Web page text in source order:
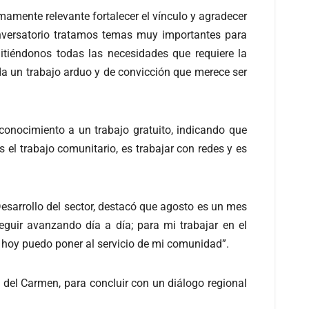
relevante fortalecer el vínculo y agradecer
tratamos temas muy importantes para
todas las necesidades que requiere la
un trabajo arduo y de convicción que merece ser
a un trabajo gratuito, indicando que
el trabajo comunitario, es trabajar con redes y es
del sector, destacó que agosto es un mes
avanzando día a día; para mi trabajar en el
puedo poner al servicio de mi comunidad”.
Carmen, para concluir con un diálogo regional